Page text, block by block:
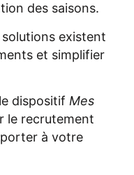
des saisons.
existent
et simplifier
dispositif Mes
le recrutement
à votre